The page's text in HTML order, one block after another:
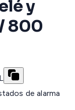
y
800
de alarma